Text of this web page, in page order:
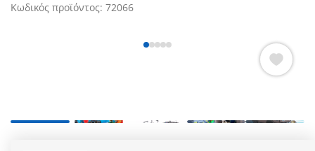
Κωδικός προϊόντος: 72066